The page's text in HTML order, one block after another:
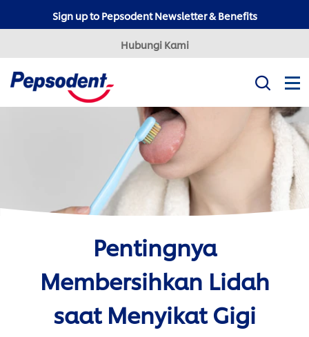
Sign up to Pepsodent Newsletter & Benefits
Hubungi Kami
Misi Kami
Tips Kesehatan Gigi
Pepsodent Expert
Pepsodent Ultra White
Pentingnya
Membersihkan Lidah
saat Menyikat Gigi